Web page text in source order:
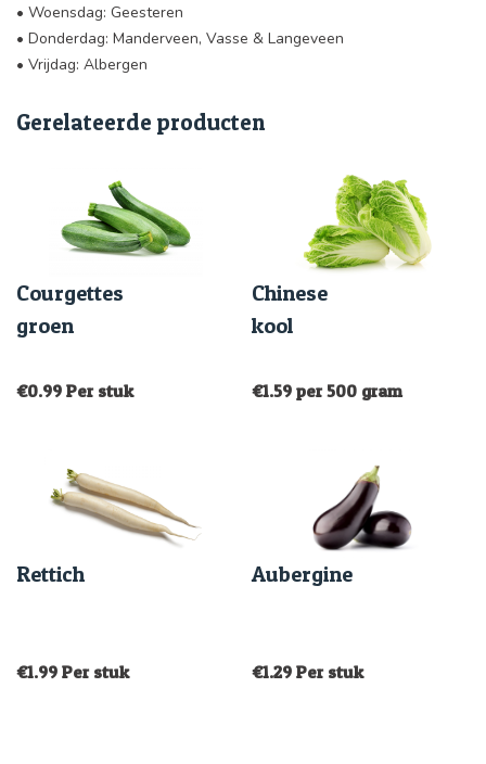
• Woensdag: Geesteren
• Donderdag: Manderveen, Vasse & Langeveen
• Vrijdag: Albergen
Gerelateerde producten
Courgettes
groen
€0.99 Per stuk
Chinese
kool
€1.59 per 500 gram
Rettich
€1.99 Per stuk
Aubergine
€1.29 Per stuk